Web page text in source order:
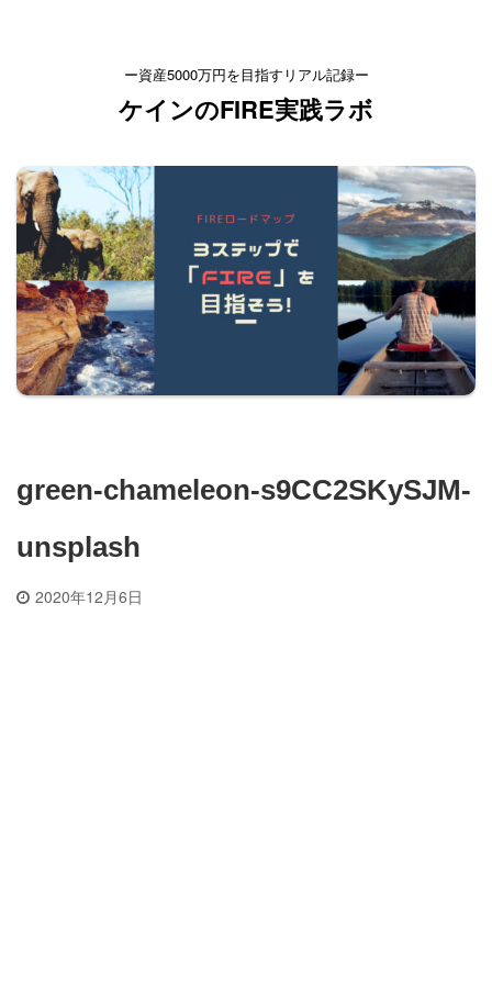
ー資産5000万円を目指すリアル記録ー
ケインのFIRE実践ラボ
green-chameleon-s9CC2SKySJM-
unsplash
2020年12月6日